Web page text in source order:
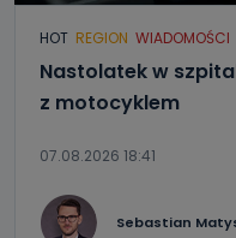
HOT REGION WIADOMOŚCI
Nastolatek w
z motocyklem
07.08.2026 18:41
Sebastian